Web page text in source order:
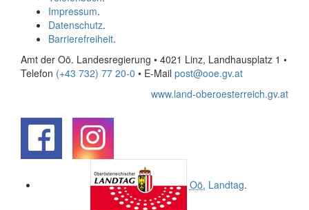
Impressum.
Datenschutz.
Barrierefreiheit.
Amt der Oö. Landesregierung • 4021 Linz, Landhausplatz 1 •
Telefon (+43 732) 77 20-0 • E-Mail post@ooe.gv.at
www.land-oberoesterreich.gv.at
Oö. Landtag.